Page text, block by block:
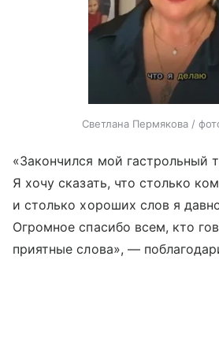
Светлана Пермякова /
«Закончился мой гастрольный
Я хочу сказать, что столько
и столько хороших слов я
Огромное спасибо всем, кто
приятные слова», —